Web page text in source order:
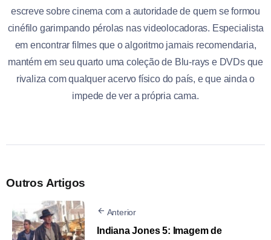
escreve sobre cinema com a autoridade de quem se formou
cinéfilo garimpando pérolas nas videolocadoras. Especialista
em encontrar filmes que o algoritmo jamais recomendaria,
mantém em seu quarto uma coleção de Blu-rays e DVDs que
rivaliza com qualquer acervo físico do país, e que ainda o
impede de ver a própria cama.
Outros Artigos
Anterior
Indiana Jones 5: Imagem de